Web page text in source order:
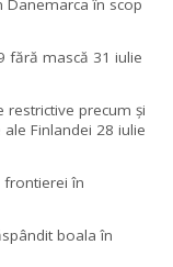
Danemarca în scop
fără mască 31 iulie
restrictive precum și
Finlandei 28 iulie
frontierei în
boala în